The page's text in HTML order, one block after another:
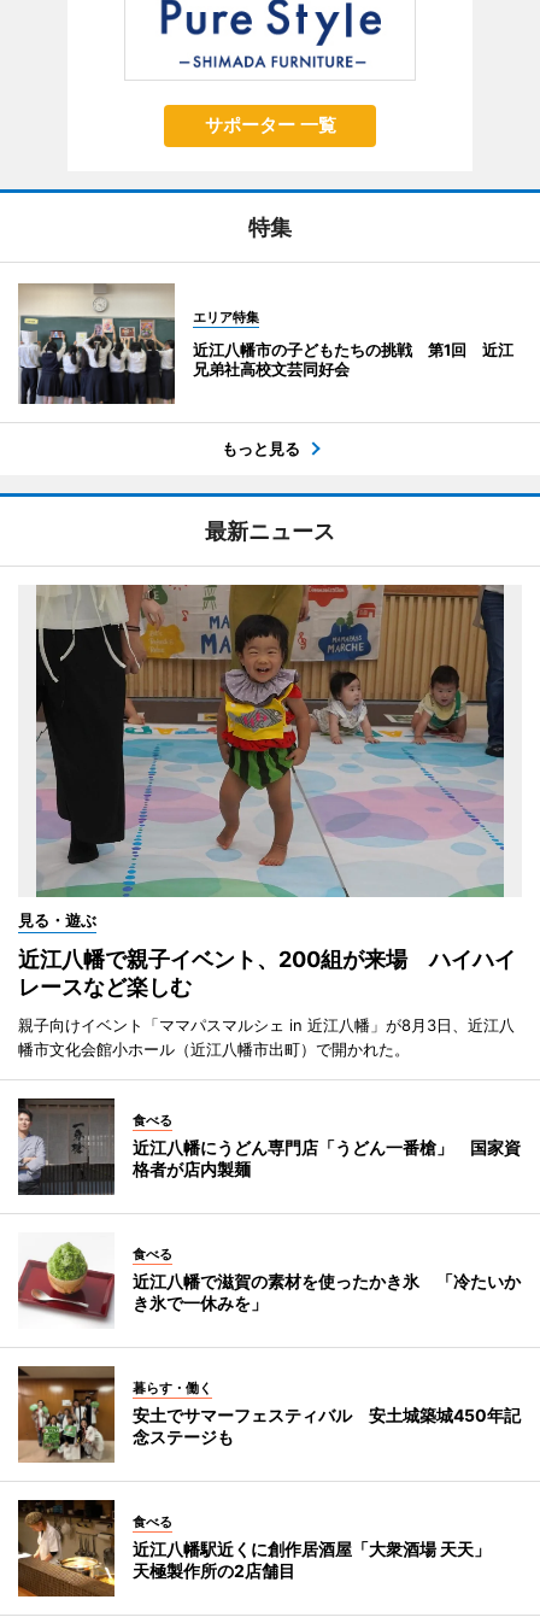
サポーター 一覧
特集
エリア特集
近江八幡市の子どもたちの挑戦 第1回 近江
兄弟社高校文芸同好会
もっと見る
最新ニュース
見る・遊ぶ
近江八幡で親子イベント、200組が来場 ハイハイ
レースなど楽しむ
親子向けイベント「ママパスマルシェ in 近江八幡」が8月3日、近江八
幡市文化会館小ホール（近江八幡市出町）で開かれた。
食べる
近江八幡にうどん専門店「うどん一番槍」 国家資
格者が店内製麺
食べる
近江八幡で滋賀の素材を使ったかき氷 「冷たいか
き氷で一休みを」
暮らす・働く
安土でサマーフェスティバル 安土城築城450年記
念ステージも
食べる
近江八幡駅近くに創作居酒屋「大衆酒場 天天」
天極製作所の2店舗目